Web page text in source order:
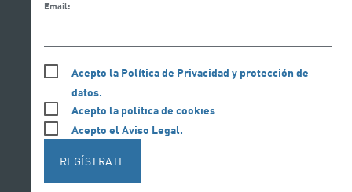
Email:
Acepto la Política de Privacidad y protección de
datos.
Acepto la política de cookies
Acepto el Aviso Legal.
REGÍSTRATE